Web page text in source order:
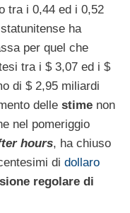
tra i 0,44 ed i 0,52
ha
per quel che
tra i $ 3,07 ed i $
di $ 2,95 miliardi
delle stime non
nel pomeriggio
hours, ha chiuso
di dollaro
regolare di